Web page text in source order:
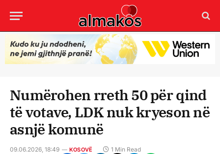
Numërohen rreth 50 për qind
të votave, LDK nuk kryeson në
asnjë komunë
09.06.2026, 18:49 KOSOVË 1 Min Read